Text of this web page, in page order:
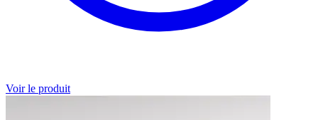
Voir le produit